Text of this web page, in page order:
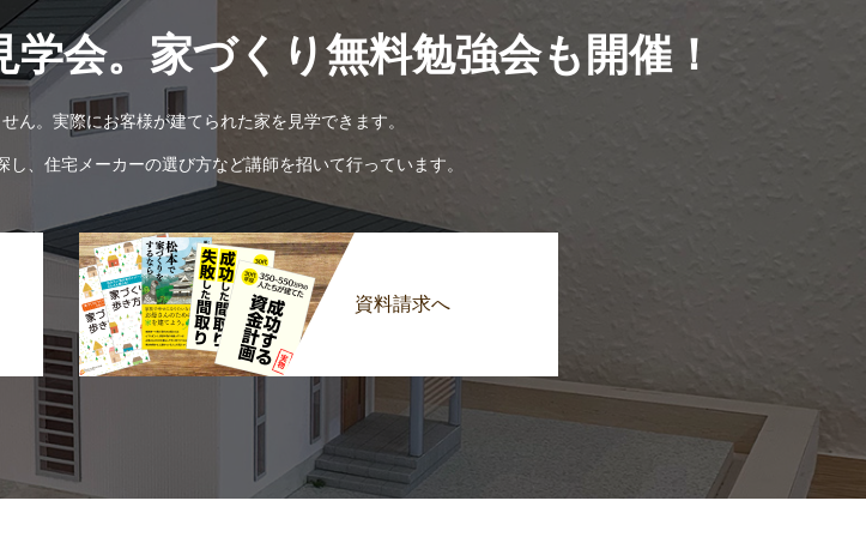
会。家づくり無料勉強会も開催！
ん。実際にお客様が建てられた家を見学できます。
、住宅メーカーの選び方など講師を招いて行っています。
資料請求へ